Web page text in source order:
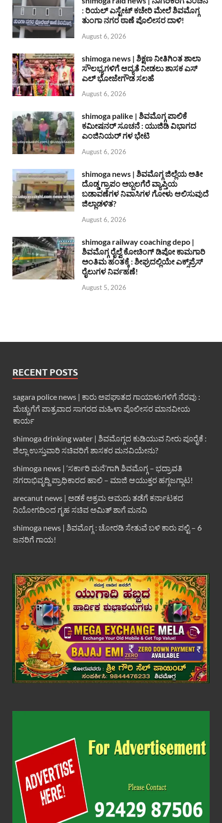
: ರಿಯಲ್ ಎಸ್ಟೇಟ್ ಕಚೇರಿ ಮೇಲೆ ಶಿವಮೊಗ್ಗ
ತುಂಗಾ ನಗರ ಠಾಣೆ ಪೊಲೀಸರ ದಾಳಿ!
August 6, 2026
shimoga news | ಶಿಕ್ಷಣ ನೀತಿಗಿಂತ ಶಾಲಾ
ಸೌಲಭ್ಯಗಳಿಗೆ ಆದ್ಯತೆ ನೀಡಲು ಶಾಸಕ ಎಸ್
ಎಲ್ ಭೋಜೇಗೌಡ ಸಲಹೆ
August 6, 2026
shimoga palike | ಶಿವಮೊಗ್ಗ ಪಾಲಿಕೆ
ಕಮೀಷನರ್ ಸೂಚನೆ : ಯುಜಿಡಿ ವಿಭಾಗದ
ಎಂಜಿನಿಯರ್ ಗಳ ಭೇಟಿ
August 6, 2026
shimoga news | ಶಿವಮೊಗ್ಗ ಜಿಲ್ಲೆಯ ಅತೀ
ದೊಡ್ಡ ಗ್ರಾಪಂ ಅಬ್ಬಲಗೆರೆ ವ್ಯಾಪ್ತಿಯ
ಬಡಾವಣೆಗಳ ನಿವಾಸಿಗಳ ಗೋಳು ಆಲಿಸುವುದೆ
ಜಿಲ್ಲಾಡಳಿತ?
August 6, 2026
shimoga railway coaching depo |
ಶಿವಮೊಗ್ಗ ರೈಲ್ವೆ ಕೋಚಿಂಗ್ ಡಿಪೋ ಕಾಮಗಾರಿ
ಅಂತಿಮ ಹಂತಕ್ಕೆ : ಶೀಘ್ರದಲ್ಲಿಯೇ ಎಕ್ಸ್‌ಪ್ರೆಸ್
ರೈಲುಗಳ ನಿರ್ವಹಣೆ!
August 5, 2026
RECENT POSTS
sagara police news | ಕಾರು ಅಪಘಾತದ ಗಾಯಾಳುಗಳಿಗೆ ನೆರವು :
ಮೆಚ್ಚುಗೆಗೆ ಪಾತ್ರವಾದ ಸಾಗರದ ಮಹಿಳಾ ಪೊಲೀಸರ ಮಾನವೀಯ
ಕಾರ್ಯ
shimoga drinking water | ಶಿವಮೊಗ್ಗದ ಕುಡಿಯುವ ನೀರು ಪೂರೈಕೆ :
ಜಿಲ್ಲಾ ಉಸ್ತುವಾರಿ ಸಚಿವರಿಗೆ ಶಾಸಕರ ಮನವಿಯೇನು?
shimoga news | ‘ಸರ್ಕಾರಿ ಮನೆ’ಗಾಗಿ ಶಿವಮೊಗ್ಗ – ಭದ್ರಾವತಿ
ನಗರಾಭಿವೃದ್ದಿ ಪ್ರಾಧಿಕಾರದ ಹಾಲಿ – ಮಾಜಿ ಆಯುಕ್ತರ ಹಗ್ಗಜಗ್ಗಾಟ!
arecanut news | ಅಡಕೆ ಅಕ್ರಮ ಆಮದು ತಡೆಗೆ ಕರ್ನಾಟಕದ
ನಿಯೋಗದಿಂದ ಗೃಹ ಸಚಿವ ಅಮಿತ್ ಶಾಗೆ ಮನವಿ
shimoga news | ಶಿವಮೊಗ್ಗ : ಚೋರಡಿ ಸೇತುವೆ ಬಳಿ ಕಾರು ಪಲ್ಟಿ – 6
ಜನರಿಗೆ ಗಾಯ!